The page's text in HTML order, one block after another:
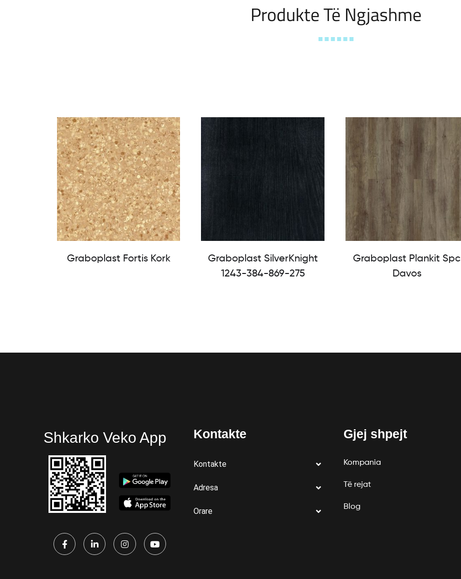
Produkte Të Ngjashme
Graboplast Fortis Kork
Graboplast SilverKnight
1243-384-869-275
Graboplast Plankit Spc
Davos
Shkarko Veko App Kontakte
Kontakte
Adresa
Orare
Gjej shpejt
Kompania
Të rejat
Blog